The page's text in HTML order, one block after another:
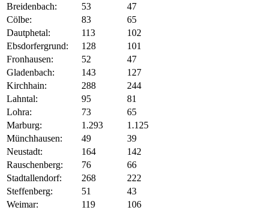
Breidenbach:
53
47
Cölbe:
83
65
Dautphetal:
113
102
Ebsdorfergrund:
128
101
Fronhausen:
52
47
Gladenbach:
143
127
Kirchhain:
288
244
Lahntal:
95
81
Lohra:
73
65
Marburg:
1.293
1.125
Münchhausen:
49
39
Neustadt:
164
142
Rauschenberg:
76
66
Stadtallendorf:
268
222
Steffenberg:
51
43
Weimar:
119
106